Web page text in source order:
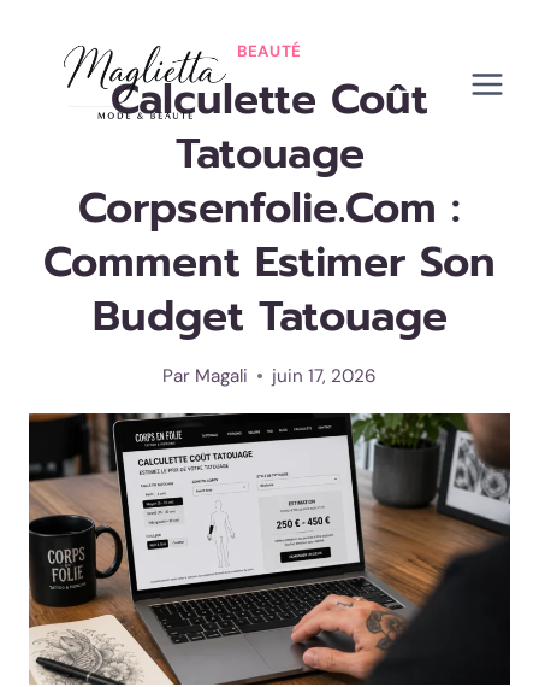
contenu
BEAUTÉ
Calculette Coût
Tatouage
Corpsenfolie.com :
Comment Estimer Son
Budget Tatouage
Par Magali juin 17, 2026